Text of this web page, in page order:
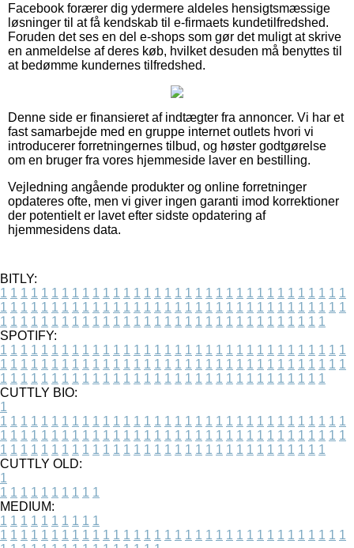
Facebook forærer dig ydermere aldeles hensigtsmæssige
løsninger til at få kendskab til e-firmaets kundetilfredshed.
Foruden det ses en del e-shops som gør det muligt at skrive
en anmeldelse af deres køb, hvilket desuden må benyttes til
at bedømme kundernes tilfredshed.
Denne side er finansieret af indtægter fra annoncer. Vi har et
fast samarbejde med en gruppe internet outlets hvori vi
introducerer forretningernes tilbud, og høster godtgørelse
om en bruger fra vores hjemmeside laver en bestilling.
Vejledning angående produkter og online forretninger
opdateres ofte, men vi giver ingen garanti imod korrektioner
der potentielt er lavet efter sidste opdatering af
hjemmesidens data.
BITLY:
1 1 1 1 1 1 1 1 1 1 1 1 1 1 1 1 1 1 1 1 1 1 1 1 1 1 1 1 1 1 1 1 1 1
1 1 1 1 1 1 1 1 1 1 1 1 1 1 1 1 1 1 1 1 1 1 1 1 1 1 1 1 1 1 1 1 1 1
1 1 1 1 1 1 1 1 1 1 1 1 1 1 1 1 1 1 1 1 1 1 1 1 1 1 1 1 1 1 1 1
SPOTIFY:
1 1 1 1 1 1 1 1 1 1 1 1 1 1 1 1 1 1 1 1 1 1 1 1 1 1 1 1 1 1 1 1 1 1
1 1 1 1 1 1 1 1 1 1 1 1 1 1 1 1 1 1 1 1 1 1 1 1 1 1 1 1 1 1 1 1 1 1
1 1 1 1 1 1 1 1 1 1 1 1 1 1 1 1 1 1 1 1 1 1 1 1 1 1 1 1 1 1 1 1
CUTTLY BIO:
1
1 1 1 1 1 1 1 1 1 1 1 1 1 1 1 1 1 1 1 1 1 1 1 1 1 1 1 1 1 1 1 1 1 1
1 1 1 1 1 1 1 1 1 1 1 1 1 1 1 1 1 1 1 1 1 1 1 1 1 1 1 1 1 1 1 1 1 1
1 1 1 1 1 1 1 1 1 1 1 1 1 1 1 1 1 1 1 1 1 1 1 1 1 1 1 1 1 1 1 1
CUTTLY OLD:
1
1 1 1 1 1 1 1 1 1 1
MEDIUM:
1 1 1 1 1 1 1 1 1 1
1 1 1 1 1 1 1 1 1 1 1 1 1 1 1 1 1 1 1 1 1 1 1 1 1 1 1 1 1 1 1 1 1 1